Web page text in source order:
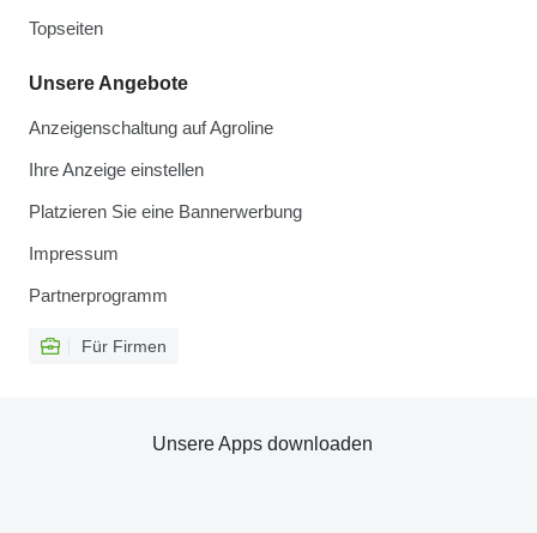
Topseiten
Unsere Angebote
Anzeigenschaltung auf Agroline
Ihre Anzeige einstellen
Platzieren Sie eine Bannerwerbung
Impressum
Partnerprogramm
Für Firmen
Unsere Apps downloaden